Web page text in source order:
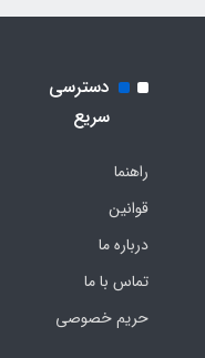
دسترسی
سریع
راهنما
قوانین
درباره ما
تماس با ما
حریم خصوصی